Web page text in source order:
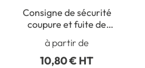
Consigne de sécurité
coupure et fuite de
vanne gaz
à partir de
10,80 € HT